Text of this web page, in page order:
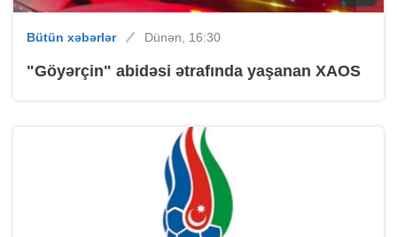
Bütün xəbərlər Dünən, 16:30
"Göyərçin" abidəsi ətrafında yaşanan XAOS